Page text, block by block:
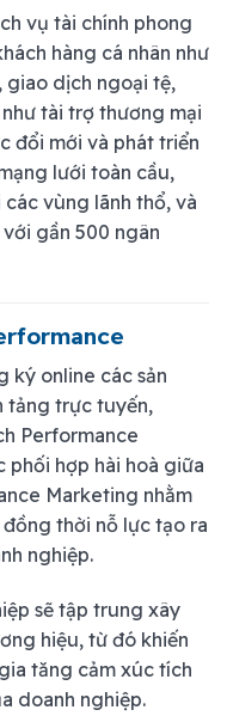
vụ tài chính phong
hàng cá nhân như
giao dịch ngoại tệ,
tài trợ thương mại
đổi mới và phát triển
lưới toàn cầu,
vùng lãnh thổ, và
gần 500 ngân
ký online các sản
tảng trực tuyến,
Performance
phối hợp hài hoà giữa
Marketing nhằm
thời nỗ lực tạo ra
nghiệp.
sẽ tập trung xây
hiệu, từ đó khiến
tăng cảm xúc tích
doanh nghiệp.